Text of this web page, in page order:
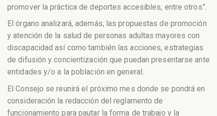
promover la práctica de deportes accesibles, entre otros”.
El órgano analizará, además, las propuestas de promoción
y atención de la salud de personas adultas mayores con
discapacidad así como también las acciones, estrategias
de difusión y concientización que puedan presentarse ante
entidades y/o a la población en general.
El Consejo se reunirá el próximo mes donde se pondrá en
consideración la redacción del reglamento de
funcionamiento para pautar la forma de trabajo y la